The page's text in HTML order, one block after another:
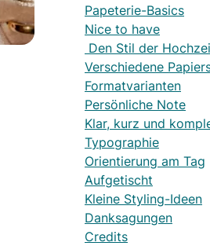
Papeterie-Basics
Nice to have
Den Stil der
Verschiedene
Formatvarianten
Persönliche Note
Klar, kurz und
Typographie
Orientierung am Tag
Aufgetischt
Kleine Styling-Ideen
Danksagungen
Credits